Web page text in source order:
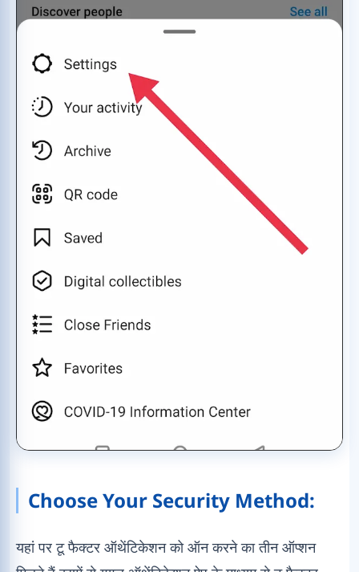
Choose Your Security Method:
यहां पर टू फैक्टर ऑथेंटिकेशन को ऑन करने का तीन ऑप्शन